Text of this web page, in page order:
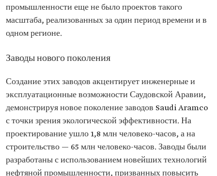
промышленности еще не было проектов такого
масштаба, реализованных за один период времени и в
одном регионе.
Заводы нового поколения
Создание этих заводов акцентирует инженерные и
эксплуатационные возможности Саудовской Аравии,
демонстрируя новое поколение заводов Saudi Aramco
с точки зрения экологической эффективности. На
проектирование ушло 1,8 млн человеко-часов, а на
строительство — 65 млн человеко-часов. Заводы были
разработаны с использованием новейших технологий
нефтяной промышленности, призванных повысить